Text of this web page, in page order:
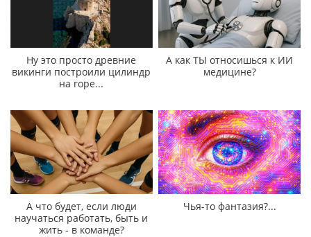
Ну это просто древние
викинги построили цилиндр
на горе...
А как ТЫ относишься к ИИ
медицине?
А что будет, если люди
научаться работать, быть и
жить - в команде?
Чья-то фантазия?...